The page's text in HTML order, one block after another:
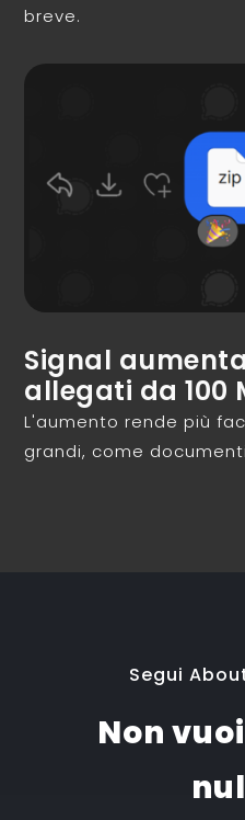
breve.
Signal
allegati da 100
L'aumento rende più
grandi, come
Segui
Non